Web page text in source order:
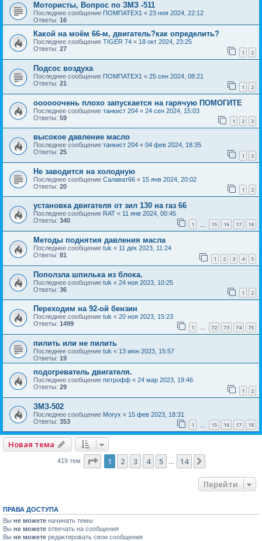
Мотористы, Вопрос по ЗМЗ -511
Последнее сообщение ПОМПАТЕХ1 « 23 ноя 2024, 22:12
Ответы: 16
Какой на моём 66-м, двигатель?как определить?
Последнее сообщение TIGER 74 « 18 окт 2024, 23:25
Ответы: 27 1 2
Подсос воздуха
Последнее сообщение ПОМПАТЕХ1 « 25 сен 2024, 08:21
Ответы: 21 1 2
оооооочень плохо запускается на гарячую ПОМОГИТЕ
Последнее сообщение танкист 204 « 24 сен 2024, 15:03
Ответы: 59 1 2 3
высокое давление масло
Последнее сообщение танкист 204 « 04 фев 2024, 18:35
Ответы: 25 1 2
Не заводится на холодную
Последнее сообщение Салават66 « 15 янв 2024, 20:02
Ответы: 20 1 2
установка двигателя от зил 130 на газ 66
Последнее сообщение RAT « 11 янв 2024, 00:45
Ответы: 340 1 15 16 17 18
Методы поднятия давления масла
Последнее сообщение tuk « 11 дек 2023, 11:24
Ответы: 81 1 2 3 4 5
Поползла шпилька из блока.
Последнее сообщение tuk « 24 ноя 2023, 10:25
Ответы: 36 1 2
Переходим на 92-ой бензин
Последнее сообщение tuk « 20 ноя 2023, 15:23
Ответы: 1499 1 … 72 73 74 75
пилить или не пилить
Последнее сообщение tuk « 13 июн 2023, 15:57
Ответы: 19
подогреватель двигателя.
Последнее сообщение петрофф « 24 мар 2023, 19:46
Ответы: 29 1 2
ЗМЗ-502
Последнее сообщение Moryx « 15 фев 2023, 18:31
Ответы: 353 1 15 16 17 18
Новая тема
419 тем Страница из 14
1 2 3 4 5 14
Перейти
ПРАВА ДОСТУПА
Вы не можете начинать темы
Вы не можете отвечать на сообщения
Вы не можете редактировать свои сообщения